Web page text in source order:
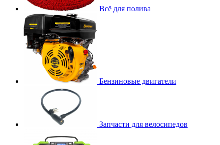
Всё для полива
Бензиновые двигатели
Запчасти для велосипедов